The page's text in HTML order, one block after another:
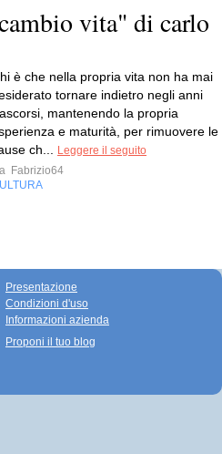
vita" di carlo
è che nella propria vita non ha mai
tornare indietro negli anni
mantenendo la propria
e maturità, per rimuovere le
ch...
Leggere il seguito
Fabrizio64
Presentazione
Condizioni d'uso
Informazioni azienda
Proponi il tuo blog